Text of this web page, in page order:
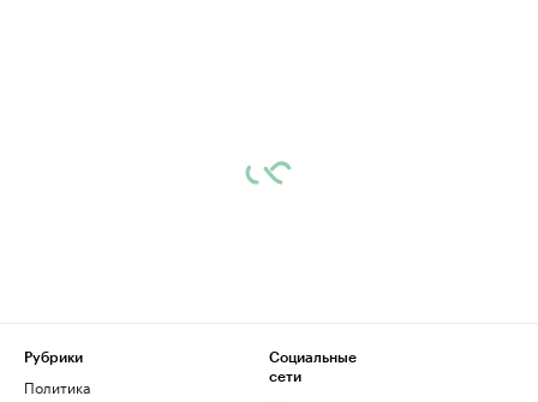
Рубрики
Политика
Социальные
сети